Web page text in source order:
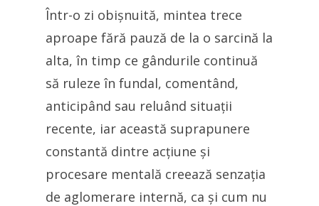
Într-o zi obișnuită, mintea trece
aproape fără pauză de la o sarcină la
alta, în timp ce gândurile continuă
să ruleze în fundal, comentând,
anticipând sau reluând situații
recente, iar această suprapunere
constantă dintre acțiune și
procesare mentală creează senzația
de aglomerare internă, ca și cum nu